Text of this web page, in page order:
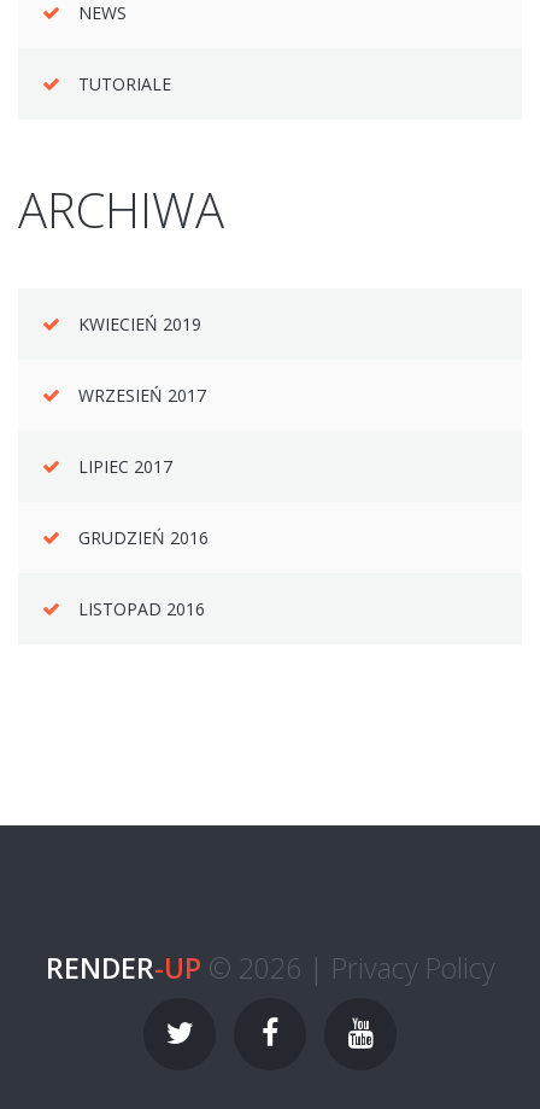
NEWS
TUTORIALE
ARCHIWA
KWIECIEŃ 2019
WRZESIEŃ 2017
LIPIEC 2017
GRUDZIEŃ 2016
LISTOPAD 2016
RENDER-UP © 2026 | Privacy Policy